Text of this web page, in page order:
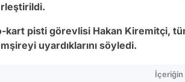
kart pisti görevlisi Hakan Kiremitçi,
uyardıklarını söyledi.
İçeriğin